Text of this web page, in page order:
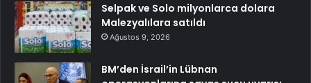
Selpak ve Solo milyonlarca dolara
Malezyalılara satıldı
Ağustos 9, 2026
BM’den İsrail’in Lübnan